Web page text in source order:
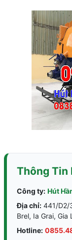
Thông Tin
Công ty: Hút
Địa chỉ:441/D2/
Brel, Ia Grai,
Hotline: